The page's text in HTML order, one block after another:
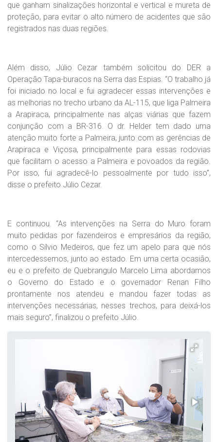
que ganham sinalizações horizontal e vertical e mureta de
proteção, para evitar o alto número de acidentes que são
registrados nas duas regiões.
Além disso, Júlio Cezar também solicitou do DER a
Operação Tapa-buracos na Serra das Espias. “O trabalho já
foi iniciado no local e fui agradecer essas intervenções e
as melhorias no trecho urbano da AL-115, que liga Palmeira
a Arapiraca, principalmente nas alças viárias que fazem
conjunção com a BR-316. O dr. Helder tem dado uma
atenção muito forte a Palmeira, junto com as gerências de
Arapiraca e Viçosa, principalmente para essas rodovias
que facilitam o acesso a Palmeira e povoados da região.
Por isso, fui agradecê-lo pessoalmente por tudo isso”,
disse o prefeito Júlio Cezar.
E continuou. “As intervenções na Serra do Muro foram
muito pedidas por fazendeiros e empresários da região,
como o Sílvio Medeiros, que fez um apelo para que nós
intercedessemos, junto ao estado. Em uma certa ocasião,
eu e o prefeito de Quebrangulo Marcelo Lima abordamos
o Governo do Estado e o governador Renan Filho
prontamente nos atendeu e mandou fazer todas as
intervenções necessárias, nesses trechos, para deixá-los
mais seguro”, finalizou o prefeito Júlio.